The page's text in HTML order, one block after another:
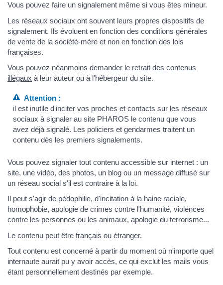
Vous pouvez faire un signalement même si vous êtes mineur.
Les réseaux sociaux ont souvent leurs propres dispositifs de
signalement. Ils évoluent en fonction des conditions générales
de vente de la société-mère et non en fonction des lois
françaises.
Vous pouvez néanmoins demander le retrait des contenus
illégaux à leur auteur ou à l'hébergeur du site.
Attention :
il est inutile d'inciter vos proches et contacts sur les réseaux
sociaux à signaler au site PHAROS le contenu que vous
avez déjà signalé. Les policiers et gendarmes traitent un
contenu dès les premiers signalements.
Vous pouvez signaler tout contenu accessible sur internet : un
site, une vidéo, des photos, un blog ou un message diffusé sur
un réseau social s'il est contraire à la loi.
Il peut s'agir de pédophilie, d'incitation à la haine raciale,
homophobie, apologie de crimes contre l'humanité, violences
contre les personnes ou les animaux, apologie du terrorisme...
Le contenu peut être français ou étranger.
Tout contenu est concerné à partir du moment où n'importe quel
internaute aurait pu y avoir accès, ce qui exclut les mails vous
étant personnellement destinés par exemple.